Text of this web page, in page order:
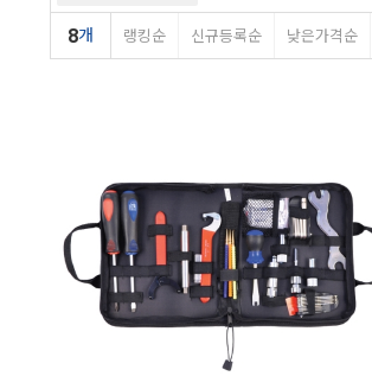
8개 랭킹순 신규등록순 낮은가격순